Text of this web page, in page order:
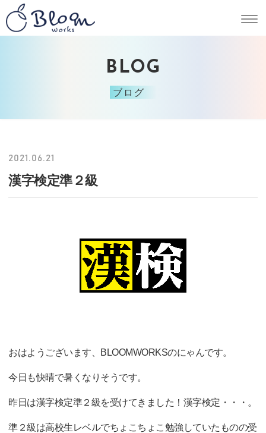
BLOG
ブログ
2021.06.21
漢字検定準２級
おはようございます、BLOOMWORKSのにゃんです。
今日も快晴で暑くなりそうです。
昨日は漢字検定準２級を受けてきました！漢字検定・・・。
準２級は高校生レベルでちょこちょこ勉強していたものの受